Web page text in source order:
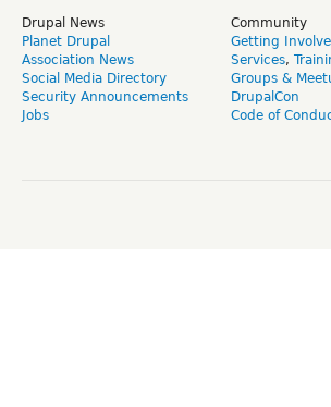
Drupal News
Planet Drupal
Association News
Social Media Directory
Security Announcements
Jobs
Community
Getting
Services,
Groups &
DrupalCon
Code of